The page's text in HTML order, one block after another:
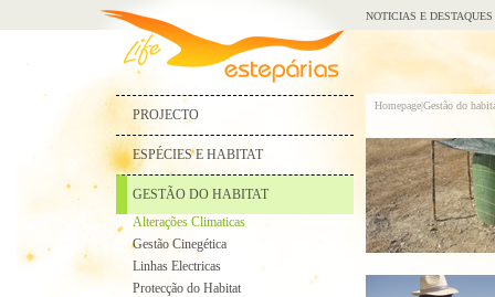
PROJECTO
ESPÉCIES E HABITAT
GESTÃO DO HABITAT
Alterações Climaticas
Gestão Cinegética
Linhas Electricas
Protecção do Habitat
NOTICIAS E DESTAQUES
Homepage|Gestão do